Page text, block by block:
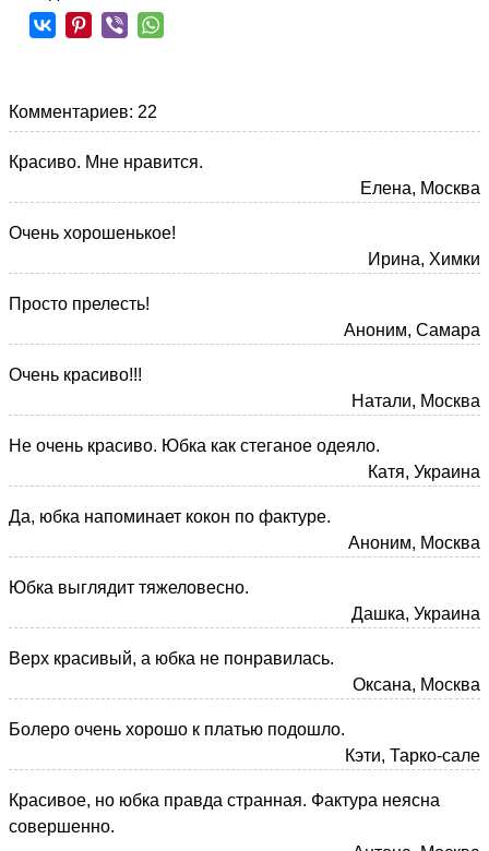
Комментариев: 22
Красиво. Мне нравится.
Елена, Москва
Очень хорошенькое!
Ирина, Химки
Просто прелесть!
Аноним, Самара
Очень красиво!!!
Натали, Москва
Не очень красиво. Юбка как стеганое одеяло.
Катя, Украина
Да, юбка напоминает кокон по фактуре.
Аноним, Москва
Юбка выглядит тяжеловесно.
Дашка, Украина
Верх красивый, а юбка не понравилась.
Оксана, Москва
Болеро очень хорошо к платью подошло.
Кэти, Тарко-сале
Красивое, но юбка правда странная. Фактура неясна
совершенно.